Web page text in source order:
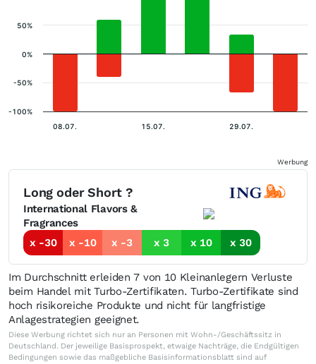
08.07. 15.07. 29.07.
-100%
-50%
0%
50%
Werbung
Long oder Short ?
International Flavors &
Fragrances
x -30
x -10 x -3 x 3 x 10 x 30
Im Durchschnitt erleiden 7 von 10 Kleinanlegern Verluste
beim Handel mit Turbo-Zertifikaten. Turbo-Zertifikate sind
hoch risikoreiche Produkte und nicht für langfristige
Anlagestrategien geeignet.
Diese Werbung richtet sich nur an Personen mit Wohn-/Geschäftssitz in
Deutschland. Der jeweilige Basisprospekt, etwaige Nachträge, die Endgültigen
Bedingungen sowie das maßgebliche Basisinformationsblatt sind auf